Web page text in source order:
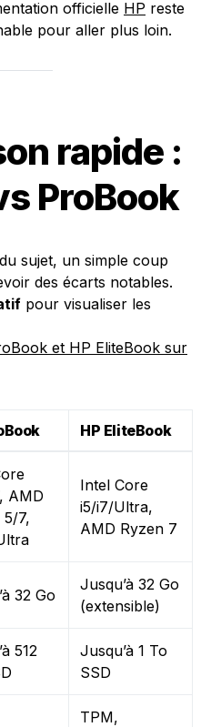
officielle HP reste
pour aller plus loin.
rapide :
ProBook
sujet, un simple coup
des écarts notables.
pour visualiser les
et HP EliteBook sur
HP EliteBook
AMD
5/7,
Intel Core
i5/i7/Ultra,
AMD Ryzen 7
32 Go
Jusqu’à 32 Go
(extensible)
512
Jusqu’à 1 To
SSD
TPM,